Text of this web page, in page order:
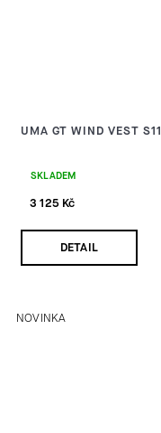
UMA GT WIND VEST S11
SKLADEM
3 125 Kč
DETAIL
NOVINKA